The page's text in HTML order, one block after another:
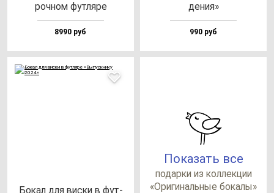
роч­ном фут­ля­ре
8990 руб
де­ния»
990 руб
Бокал для вис­ки в фут­
Показать все
по­дар­ки из кол­лек­ции
«Ори­ги­наль­ные бо­ка­лы»